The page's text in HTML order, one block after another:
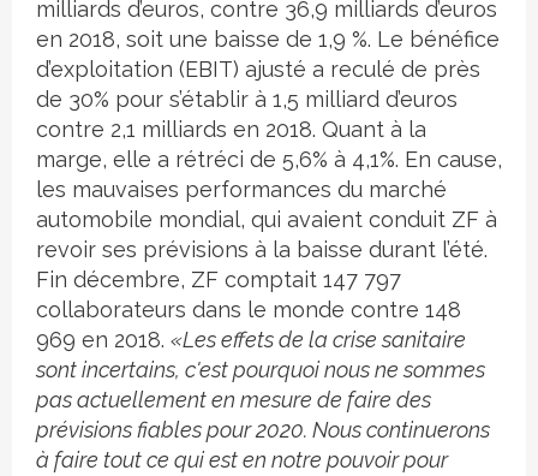
milliards d’euros, contre 36,9 milliards d’euros
en 2018, soit une baisse de 1,9 %. Le bénéfice
d’exploitation (EBIT) ajusté a reculé de près
de 30% pour s’établir à 1,5 milliard d’euros
contre 2,1 milliards en 2018. Quant à la
marge, elle a rétréci de 5,6% à 4,1%. En cause,
les mauvaises performances du marché
automobile mondial, qui avaient conduit ZF à
revoir ses prévisions à la baisse durant l’été.
Fin décembre, ZF comptait 147 797
collaborateurs dans le monde contre 148
969 en 2018. «Les effets de la crise sanitaire
sont incertains, c'est pourquoi nous ne sommes
pas actuellement en mesure de faire des
prévisions fiables pour 2020. Nous continuerons
à faire tout ce qui est en notre pouvoir pour